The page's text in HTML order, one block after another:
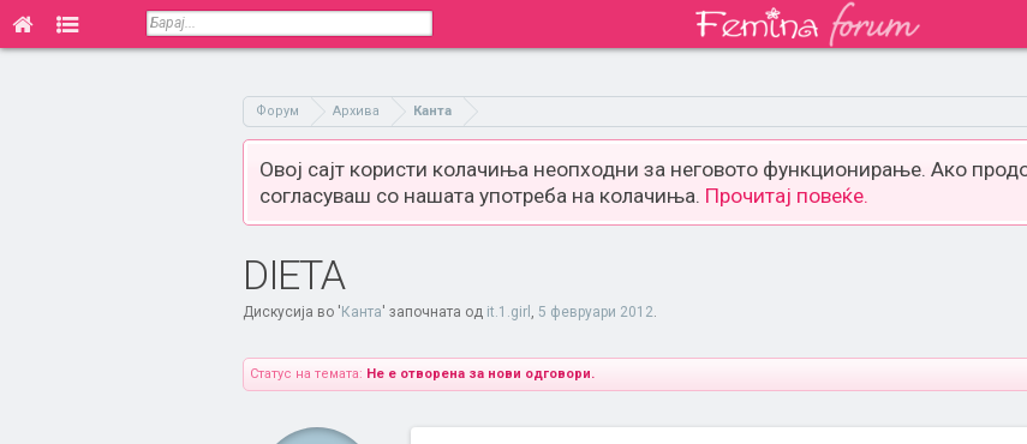
Форум Архива Канта
Овој сајт користи колачиња неопходни за неговото функционирање. Ако
согласуваш со нашата употреба на колачиња. Прочитај повеќе.
DIETA
Дискусија во ' Канта' започната од it.1.girl , 5 февруари 2012.
Статус на темата: Не е отворена за нови одговори.